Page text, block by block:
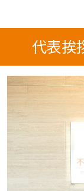
代表挨